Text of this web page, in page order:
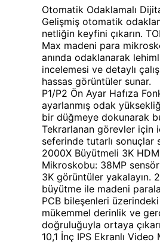
Otomatik Odaklamalı
Gelişmiş otomatik
netliğin keyfini çıkarın.
Max madeni para
anında odaklanarak
incelemesi ve detaylı
hassas görüntüler sunar.
P1/P2 Ön Ayar Hafıza
ayarlanmış odak
bir düğmeye dokunarak
Tekrarlanan görevler için
seferinde tutarlı sonuçlar
2000X Büyütmeli 3K
Mikroskobu: 38MP
3K görüntüler yakalayın.
büyütme ile madeni
PCB bileşenleri
mükemmel derinlik ve
doğruluğuyla ortaya
10,1 İnç IPS Ekranlı